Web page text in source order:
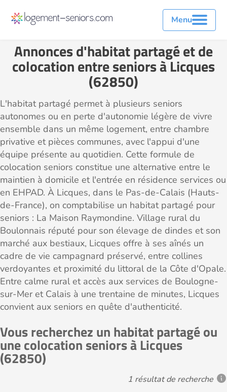
Menu
Annonces d'habitat partagé et de
colocation entre seniors à Licques
(62850)
L'habitat partagé permet à plusieurs seniors
autonomes ou en perte d'autonomie légère de vivre
ensemble dans un même logement, entre chambre
privative et pièces communes, avec l'appui d'une
équipe présente au quotidien. Cette formule de
colocation seniors constitue une alternative entre le
maintien à domicile et l'entrée en résidence services ou
en EHPAD. À Licques, dans le Pas-de-Calais (Hauts-
de-France), on comptabilise un habitat partagé pour
seniors : La Maison Raymondine. Village rural du
Boulonnais réputé pour son élevage de dindes et son
marché aux bestiaux, Licques offre à ses aînés un
cadre de vie campagnard préservé, entre collines
verdoyantes et proximité du littoral de la Côte d'Opale.
Entre calme rural et accès aux services de Boulogne-
sur-Mer et Calais à une trentaine de minutes, Licques
convient aux seniors en quête d'authenticité.
Vous recherchez un habitat partagé ou
une colocation seniors à Licques
(62850)
1 résultat de recherche